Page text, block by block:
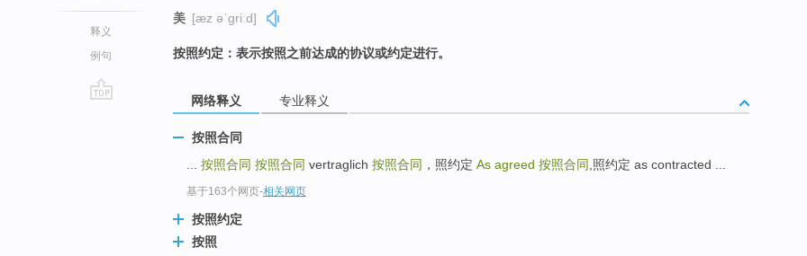
释义
例句
美 [æz əˈɡriːd]
按照约定：表示按照之前达成的协议或约定进行。
网络释义 专业释义
按照合同
按照合同 按照合同 vertraglich 按照合同 ，照约定 As agreed 按照合同 ,照约定 as contracted ...
基于163个网页-相关网页
按照约定
按照